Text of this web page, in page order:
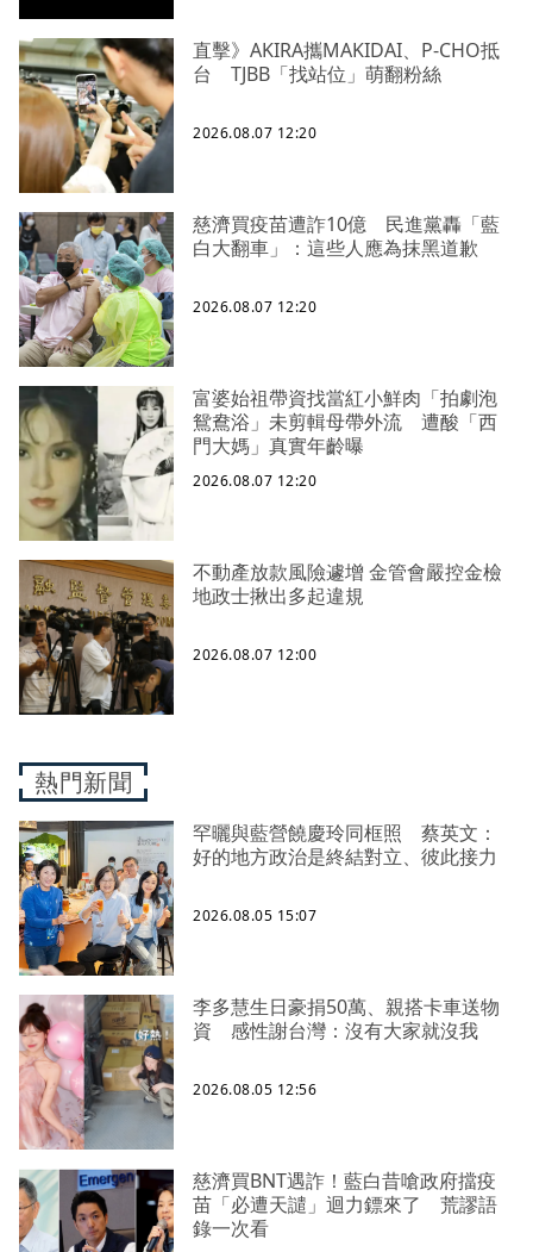
直擊》AKIRA攜MAKIDAI、P-CHO抵
台 TJBB「找站位」萌翻粉絲
2026.08.07 12:20
慈濟買疫苗遭詐10億 民進黨轟「藍
白大翻車」：這些人應為抹黑道歉
2026.08.07 12:20
富婆始祖帶資找當紅小鮮肉「拍劇泡
鴛鴦浴」未剪輯母帶外流 遭酸「西
門大媽」真實年齡曝
2026.08.07 12:20
不動產放款風險遽增 金管會嚴控金檢
地政士揪出多起違規
2026.08.07 12:00
熱門新聞
罕曬與藍營饒慶玲同框照 蔡英文：
好的地方政治是終結對立、彼此接力
2026.08.05 15:07
李多慧生日豪捐50萬、親搭卡車送物
資 感性謝台灣：沒有大家就沒我
2026.08.05 12:56
慈濟買BNT遇詐！藍白昔嗆政府擋疫
苗「必遭天譴」迴力鏢來了 荒謬語
錄一次看